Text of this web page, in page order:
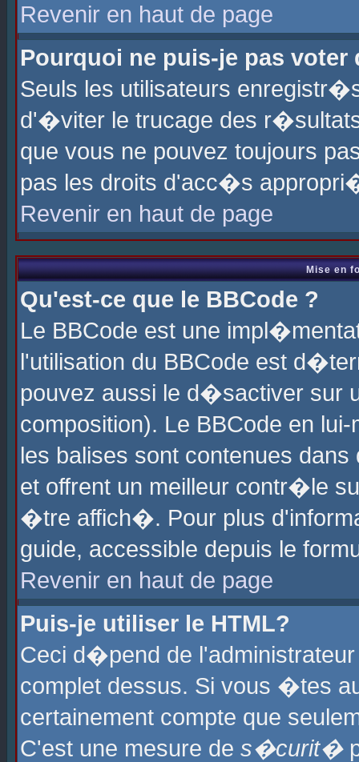
Revenir en haut de page
Pourquoi ne puis-je pas voter
Seuls les utilisateurs
d'�viter le trucage des
que vous ne pouvez toujours
pas les droits d'acc�s
Revenir en haut de page
Mise en
Qu'est-ce que le BBCode ?
Le BBCode est une
l'utilisation du BBCode est
pouvez aussi le d�sactiver sur
composition). Le BBCode en
les balises sont contenues
et offrent un meilleur contr�le
�tre affich�. Pour plus
guide, accessible depuis le
Revenir en haut de page
Puis-je utiliser le HTML?
Ceci d�pend de
complet dessus. Si vous �tes
certainement compte que
C'est une mesure de s�curit�